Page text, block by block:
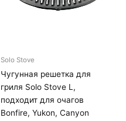
Solo Stove
Чугунная решетка для
гриля Solo Stove L,
подходит для очагов
Bonfire, Yukon, Canyon